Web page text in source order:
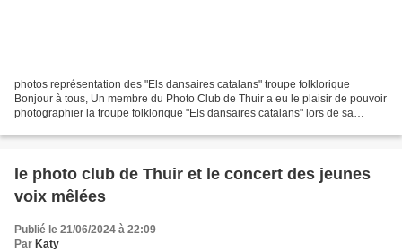
photos représentation des "Els dansaires catalans" troupe folklorique
Bonjour à tous, Un membre du Photo Club de Thuir a eu le plaisir de pouvoir
photographier la troupe folklorique "Els dansaires catalans" lors de sa
le photo club de Thuir et le concert des jeunes
voix mêlées
Publié le 21/06/2024 à 22:09
Par Katy